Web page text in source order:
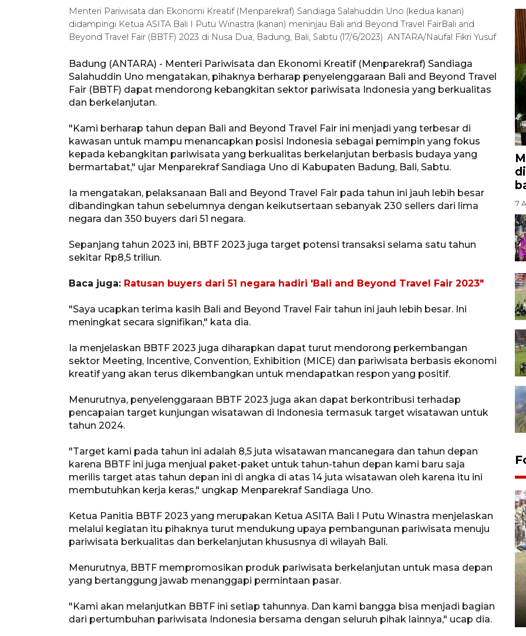
Menteri Pariwisata dan Ekonomi Kreatif (Menparekraf) Sandiaga Salahuddin Uno (kedua kanan)
didampingi Ketua ASITA Bali I Putu Winastra (kanan) meninjau Bali and Beyond Travel FairBali and
Beyond Travel Fair (BBTF) 2023 di Nusa Dua, Badung, Bali, Sabtu (17/6/2023). ANTARA/Naufal Fikri Yusuf
Badung (ANTARA) - Menteri Pariwisata dan Ekonomi Kreatif (Menparekraf) Sandiaga
Salahuddin Uno mengatakan, pihaknya berharap penyelenggaraan Bali and Beyond Travel
Fair (BBTF) dapat mendorong kebangkitan sektor pariwisata Indonesia yang berkualitas
dan berkelanjutan.
"Kami berharap tahun depan Bali and Beyond Travel Fair ini menjadi yang terbesar di
kawasan untuk mampu menancapkan posisi Indonesia sebagai pemimpin yang fokus
kepada kebangkitan pariwisata yang berkualitas berkelanjutan berbasis budaya yang
bermartabat," ujar Menparekraf Sandiaga Uno di Kabupaten Badung, Bali, Sabtu.
Ia mengatakan, pelaksanaan Bali and Beyond Travel Fair pada tahun ini jauh lebih besar
dibandingkan tahun sebelumnya dengan keikutsertaan sebanyak 230 sellers dari lima
negara dan 350 buyers dari 51 negara.
Sepanjang tahun 2023 ini, BBTF 2023 juga target potensi transaksi selama satu tahun
sekitar Rp8,5 triliun.
Baca juga: Ratusan buyers dari 51 negara hadiri 'Bali and Beyond Travel Fair 2023"
"Saya ucapkan terima kasih Bali and Beyond Travel Fair tahun ini jauh lebih besar. Ini
meningkat secara signifikan," kata dia.
Ia menjelaskan BBTF 2023 juga diharapkan dapat turut mendorong perkembangan
sektor Meeting, Incentive, Convention, Exhibition (MICE) dan pariwisata berbasis ekonomi
kreatif yang akan terus dikembangkan untuk mendapatkan respon yang positif.
Menurutnya, penyelenggaraan BBTF 2023 juga akan dapat berkontribusi terhadap
pencapaian target kunjungan wisatawan di Indonesia termasuk target wisatawan untuk
tahun 2024.
"Target kami pada tahun ini adalah 8,5 juta wisatawan mancanegara dan tahun depan
karena BBTF ini juga menjual paket-paket untuk tahun-tahun depan kami baru saja
merilis target atas tahun depan ini di angka di atas 14 juta wisatawan oleh karena itu ini
membutuhkan kerja keras," ungkap Menparekraf Sandiaga Uno.
Ketua Panitia BBTF 2023 yang merupakan Ketua ASITA Bali I Putu Winastra menjelaskan
melalui kegiatan itu pihaknya turut mendukung upaya pembangunan pariwisata menuju
pariwisata berkualitas dan berkelanjutan khususnya di wilayah Bali.
Menurutnya, BBTF mempromosikan produk pariwisata berkelanjutan untuk masa depan
yang bertanggung jawab menanggapi permintaan pasar.
"Kami akan melanjutkan BBTF ini setiap tahunnya. Dan kami bangga bisa menjadi bagian
dari pertumbuhan pariwisata Indonesia bersama dengan seluruh pihak lainnya," ucap dia.
7
Pemerintah tunda pungutan
pajak pedagang melalui
6 Agustus 2026 16:45